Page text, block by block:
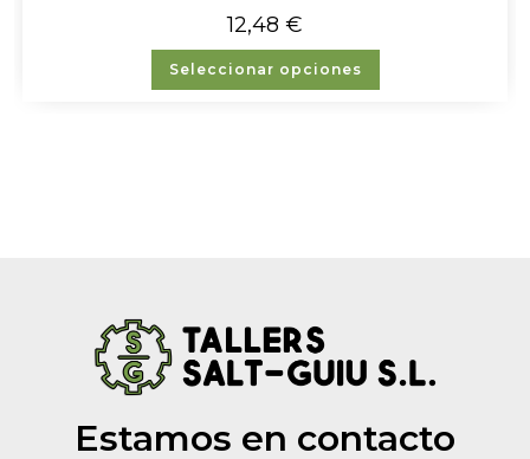
12,48 €
Seleccionar opciones
Estamos en contacto